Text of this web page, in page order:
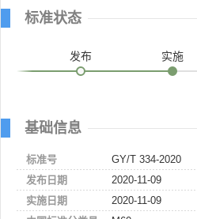
标准状态
发布 实施
基础信息
标准号
GY/T 334-2020
发布日期
2020-11-09
实施日期
2020-11-09